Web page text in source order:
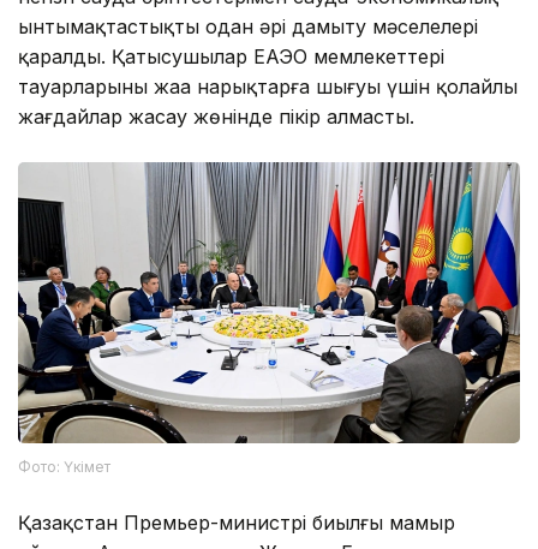
ынтымақтастықты одан әрі дамыту мәселелері
қаралды. Қатысушылар ЕАЭО мемлекеттері
тауарларының жаңа нарықтарға шығуы үшін қолайлы
жағдайлар жасау жөнінде пікір алмасты.
Фото: Үкімет
Қазақстан Премьер-министрі биылғы мамыр